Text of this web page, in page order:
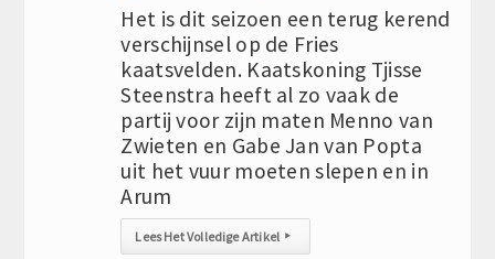
Het is dit seizoen een terug kerend
verschijnsel op de Fries
kaatsvelden. Kaatskoning Tjisse
Steenstra heeft al zo vaak de
partij voor zijn maten Menno van
Zwieten en Gabe Jan van Popta
uit het vuur moeten slepen en in
Arum
Lees Het Volledige Artikel ▸